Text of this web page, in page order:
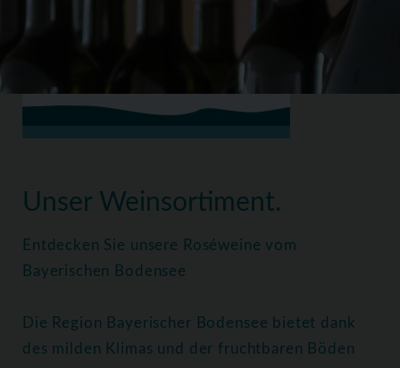
Unser Weinsortiment.
Entdecken Sie unsere Roséweine vom
Bayerischen Bodensee
Die Region Bayerischer Bodensee bietet dank
des milden Klimas und der fruchtbaren Böden